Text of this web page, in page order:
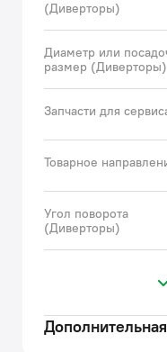
(Диверторы)
Диаметр или
размер (Диверторы)
Запчасти для
Товарное
Угол поворота
(Диверторы)